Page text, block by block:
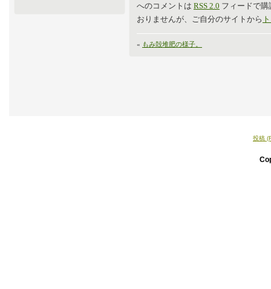
へのコメントは RSS 2.0 フィードで
おりませんが、ご自分のサイトから
« もみ殻堆肥の様子。
投稿